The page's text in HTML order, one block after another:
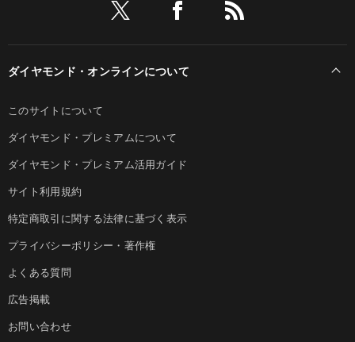
ダイヤモンド・オンラインについて
このサイトについて
ダイヤモンド・プレミアムについて
ダイヤモンド・プレミアム活用ガイド
サイト利用規約
特定商取引に関する法律に基づく表示
プライバシーポリシー・著作権
よくある質問
広告掲載
お問い合わせ